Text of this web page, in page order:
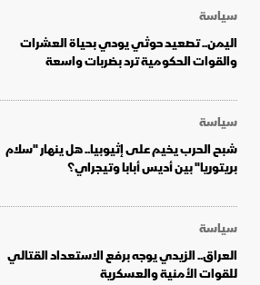
سياسة
اليمن.. تصعيد حوثي يودي بحياة العشرات
والقوات الحكومية ترد بضربات واسعة
سياسة
شبح الحرب يخيم على إثيوبيا.. هل ينهار "سلام
بريتوريا" بين أديس أبابا وتيجراي؟
سياسة
العراق.. الزيدي يوجه برفع الاستعداد القتالي
للقوات الأمنية والعسكرية